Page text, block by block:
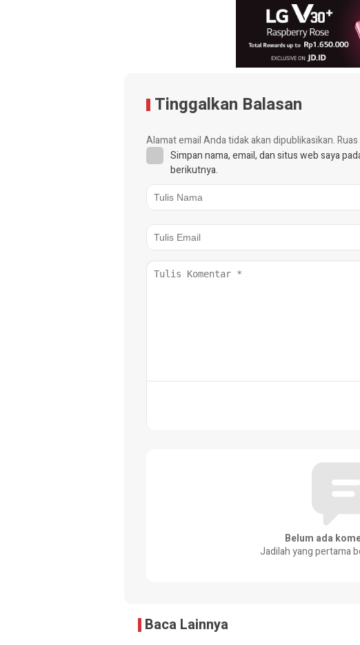
Tinggalkan Balasan
Alamat email Anda tidak akan dipublikasikan.
Simpan nama, email, dan situs web saya
berikutnya.
Belum ada
Jadilah yang pertama
Baca Lainnya